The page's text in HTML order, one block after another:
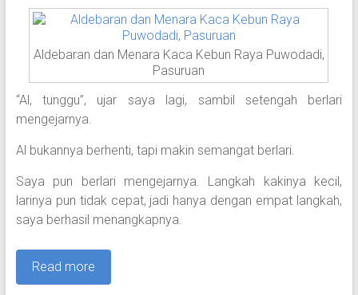
Aldebaran dan Menara Kaca Kebun Raya Puwodadi,
Pasuruan
“Al, tunggu”, ujar saya lagi, sambil setengah berlari
mengejarnya.
Al bukannya berhenti, tapi makin semangat berlari.
Saya pun berlari mengejarnya. Langkah kakinya kecil,
larinya pun tidak cepat, jadi hanya dengan empat langkah,
saya berhasil menangkapnya.
Read more